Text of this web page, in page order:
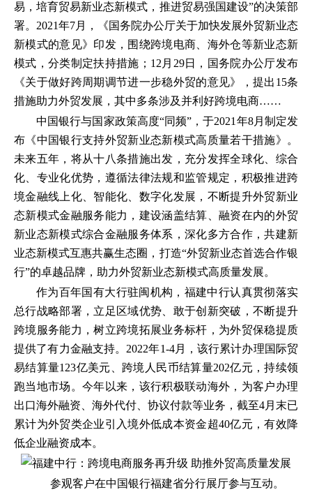
易，培育贸易新业态新模式，推进贸易强国建设”的决策部
署。2021年7月，《国务院办公厅关于加快发展外贸新业态
新模式的意见》印发，围绕跨境电商、海外仓等新业态新
模式，分类制定扶持措施；12月29日，国务院办公厅发布
《关于做好跨周期调节进一步稳外贸的意见》，提出15条
措施助力外贸发展，其中多条涉及并利好跨境电商……
中国银行与国家政策高度“同频”，于2021年8月制定发
布《中国银行支持外贸新业态新模式高质量若干措施》。
未来五年，将从十八条措施出发，充分发挥全球化、综合
化、专业化优势，遵循法律法规和监管规定，积极推进跨
境金融线上化、智能化、数字化发展，不断提升外贸新业
态新模式金融服务能力，建设涵盖结算、融资在内的外贸
新业态新模式综合金融服务体系，深化多方合作，共建新
业态新模式互惠共赢生态圈，打造“外贸新业态首选合作银
行”的卓越品牌，助力外贸新业态新模式高质量发展。
作为百年国有大行驻闽机构，福建中行认真贯彻落实
总行战略部署，立足区域优势、敢于创新突破，不断提升
跨境服务能力，树立跨境拓展业务标杆，为外贸保稳提质
提供了有力金融支持。2022年1-4月，该行累计办理国际贸
易结算量123亿美元、跨境人民币结算量202亿元，持续领
跑当地市场。今年以来，该行积极联动海外，为客户办理
出口海外融资、海外代付、协议付款等业务，截至4月末已
累计为外贸类企业引入境外低成本资金超40亿元，有效降
低企业融资成本。
参观客户在中国银行福建省分行展厅参与互动。